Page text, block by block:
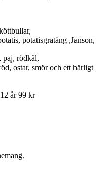
potatisgratäng ,Janson,
paj, rödkål,
ostar, smör och ett härligt
år 99 kr